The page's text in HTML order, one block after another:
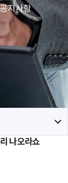
지사항
나오라쇼